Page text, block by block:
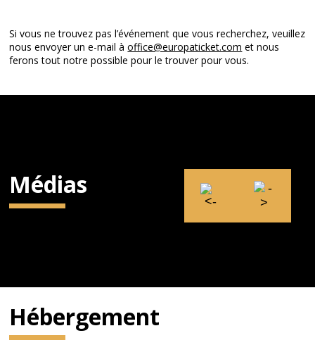
Si vous ne trouvez pas l’événement que vous recherchez, veuillez
nous envoyer un e-mail àoffice@europaticket.com et nous
ferons tout notre possible pour le trouver pour vous.
Médias
Hébergement